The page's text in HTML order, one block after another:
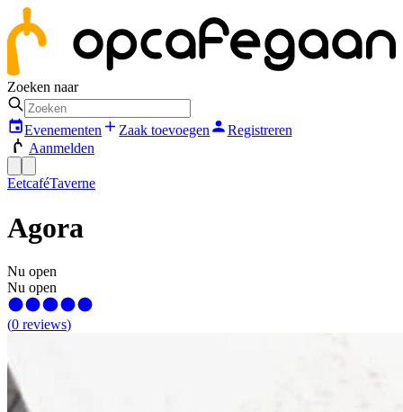
Zoeken naar
Evenementen Zaak toevoegen
Registreren
Aanmelden
EetcaféTaverne
Agora
Nu open
Nu open
(0 reviews)